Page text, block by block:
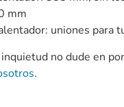
mm
uniones para
no dude en
.